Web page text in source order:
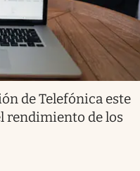
de Telefónica este
rendimiento de los